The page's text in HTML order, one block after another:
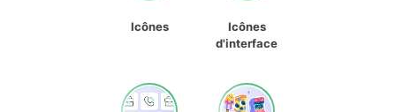
Icônes
Icônes
d'interface